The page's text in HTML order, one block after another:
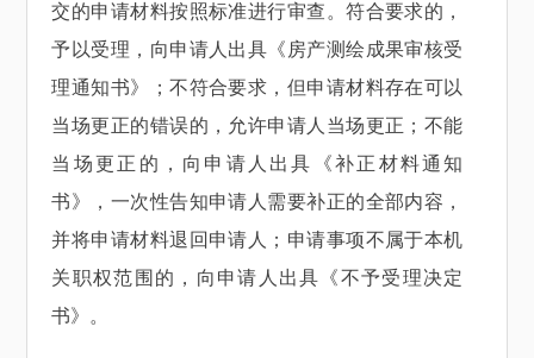
交的申请材料按照标准进行审查。符合要求的，
予以受理，向申请人出具《房产测绘成果审核受
理通知书》；不符合要求，但申请材料存在可以
当场更正的错误的，允许申请人当场更正；不能
当场更正的，向申请人出具《补正材料通知
书》，一次性告知申请人需要补正的全部内容，
并将申请材料退回申请人；申请事项不属于本机
关职权范围的，向申请人出具《不予受理决定
书》。